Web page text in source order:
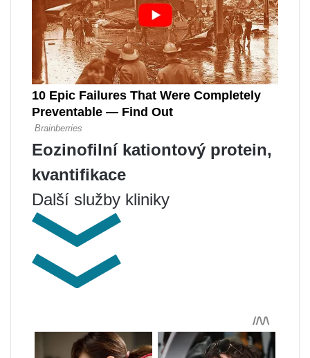
Eozinofilní kationtový protein,
kvantifikace
Další služby kliniky